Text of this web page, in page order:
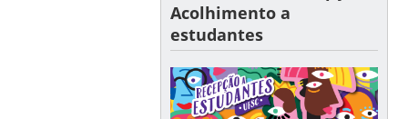
Acolhimento a
estudantes